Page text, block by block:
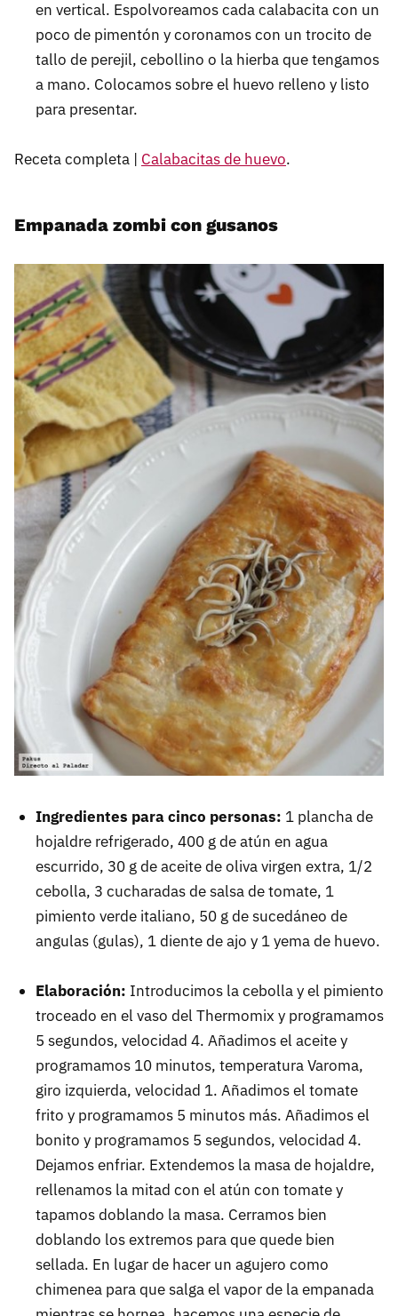
en vertical. Espolvoreamos cada calabacita con un
poco de pimentón y coronamos con un trocito de
tallo de perejil, cebollino o la hierba que tengamos
a mano. Colocamos sobre el huevo relleno y listo
para presentar.
Receta completa | Calabacitas de huevo.
Empanada zombi con gusanos
Ingredientes para cinco personas: 1 plancha de
hojaldre refrigerado, 400 g de atún en agua
escurrido, 30 g de aceite de oliva virgen extra, 1/2
cebolla, 3 cucharadas de salsa de tomate, 1
pimiento verde italiano, 50 g de sucedáneo de
angulas (gulas), 1 diente de ajo y 1 yema de huevo.
Elaboración: Introducimos la cebolla y el pimiento
troceado en el vaso del Thermomix y programamos
5 segundos, velocidad 4. Añadimos el aceite y
programamos 10 minutos, temperatura Varoma,
giro izquierda, velocidad 1. Añadimos el tomate
frito y programamos 5 minutos más. Añadimos el
bonito y programamos 5 segundos, velocidad 4.
Dejamos enfriar. Extendemos la masa de hojaldre,
rellenamos la mitad con el atún con tomate y
tapamos doblando la masa. Cerramos bien
doblando los extremos para que quede bien
sellada. En lugar de hacer un agujero como
chimenea para que salga el vapor de la empanada